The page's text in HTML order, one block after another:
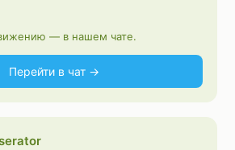
— в нашем чате.
Перейти в чат →